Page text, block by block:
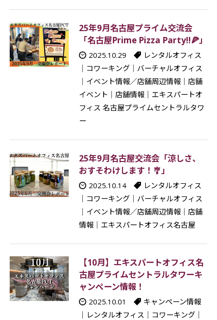
25年9月名古屋プライム交流会
「名古屋Prime Pizza Party!!🍕」
2025.10.29
レンタルオフィス
コワーキング｜ バーチャルオフィス
イベント情報／店舗周辺情報｜ 店舗
イベント
店舗情報｜ エキスパートオ
フィス 名古屋プライムセントラルタワ
ー
25年9月名古屋交流会「涼しさ、
おすそわけします！🎐」
2025.10.14
レンタルオフィス
コワーキング｜ バーチャルオフィス
イベント情報／店舗周辺情報｜ 店舗
情報｜ エキスパートオフィス名古屋
【10月】エキスパートオフィス名
古屋プライムセントラルタワーキ
ャンペーン情報！
2025.10.01
キャンペーン情報
レンタルオフィス コワーキング｜